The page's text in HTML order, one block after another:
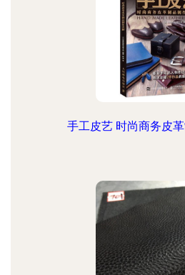
手工皮艺 时尚商务皮